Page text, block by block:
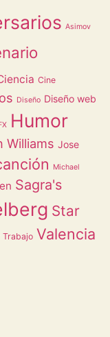
Asimov
Cine
Diseño Diseño web
Humor
Williams Jose
Michael
Sagra's
Star
Trabajo Valencia